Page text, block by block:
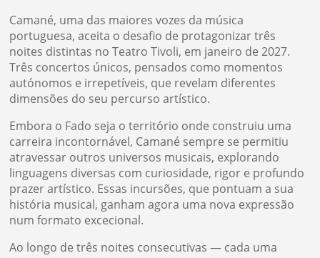
Camané, uma das maiores vozes da música
portuguesa, aceita o desafio de protagonizar três
noites distintas no Teatro Tivoli, em janeiro de 2027.
Três concertos únicos, pensados como momentos
autónomos e irrepetíveis, que revelam diferentes
dimensões do seu percurso artístico.
Embora o Fado seja o território onde construiu uma
carreira incontornável, Camané sempre se permitiu
atravessar outros universos musicais, explorando
linguagens diversas com curiosidade, rigor e profundo
prazer artístico. Essas incursões, que pontuam a sua
história musical, ganham agora uma nova expressão
num formato excecional.
Ao longo de três noites consecutivas — cada uma